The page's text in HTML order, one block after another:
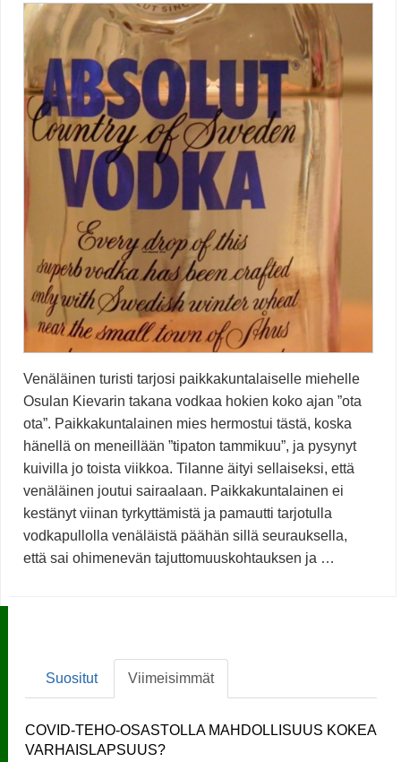
Venäläinen turisti tarjosi paikkakuntalaiselle miehelle
Osulan Kievarin takana vodkaa hokien koko ajan ”ota
ota”. Paikkakuntalainen mies hermostui tästä, koska
hänellä on meneillään ”tipaton tammikuu”, ja pysynyt
kuivilla jo toista viikkoa. Tilanne äityi sellaiseksi, että
venäläinen joutui sairaalaan. Paikkakuntalainen ei
kestänyt viinan tyrkyttämistä ja pamautti tarjotulla
vodkapullolla venäläistä päähän sillä seurauksella,
että sai ohimenevän tajuttomuuskohtauksen ja …
Suositut Viimeisimmät
COVID-TEHO-OSASTOLLA MAHDOLLISUUS KOKEA
VARHAISLAPSUUS?